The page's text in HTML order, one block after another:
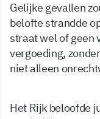
Gelijke gevallen
belofte strandde
straat wel of geen
vergoeding,
niet alleen
Het Rijk beloofde